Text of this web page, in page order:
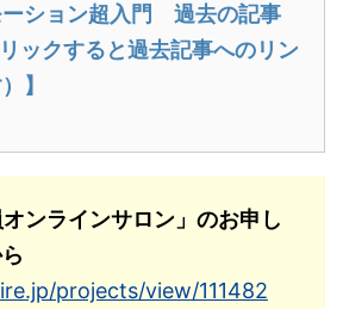
ーション超入門 過去の記事
ックすると過去記事へのリン
】
ンラインサロン」のお申し
projects/view/111482